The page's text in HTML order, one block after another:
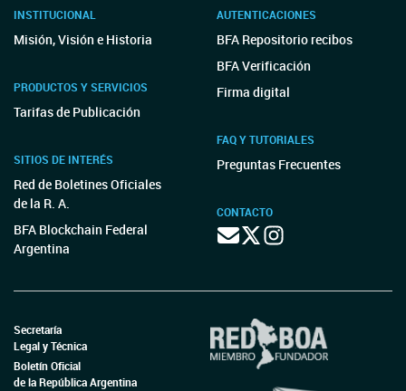
INSTITUCIONAL
Misión, Visión e Historia
PRODUCTOS Y SERVICIOS
Tarifas de Publicación
SITIOS DE INTERÉS
Red de Boletines Oficiales
de la R. A.
BFA Blockchain Federal
Argentina
AUTENTICACIONES
BFA Repositorio recibos
BFA Verificación
Firma digital
FAQ Y TUTORIALES
Preguntas Frecuentes
CONTACTO
Secretaría
Legal y Técnica
Boletín Oficial
de la República Argentina